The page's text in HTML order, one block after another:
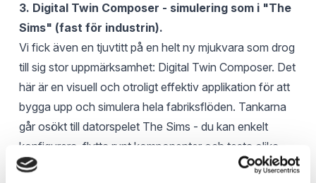
3. Digital Twin Composer - simulering som i "The
Sims" (fast för industrin).
Vi fick även en tjuvtitt på en helt ny mjukvara som drog
till sig stor uppmärksamhet: Digital Twin Composer. Det
här är en visuell och otroligt effektiv applikation för att
bygga upp och simulera hela fabriksflöden. Tankarna
går osökt till datorspelet The Sims - du kan enkelt
konfigurera, flytta runt komponenter och testa olika
layouter i en digital fabrik, samtidigt som allt är helt